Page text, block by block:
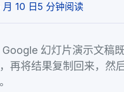
10 日 5 分钟阅读
幻灯片演示文稿
再将结果复制回来，然